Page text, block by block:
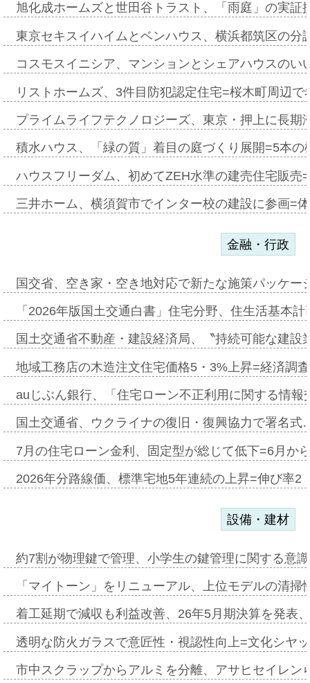
旭化成ホームズと世田谷トラスト、「雨庭」の実
東京セキスイハイムとベンハウス、横浜都筑区の
コスモスイニシア、マンションとシェアハウスの
リストホームズ、3件目防犯認定住宅=桜木町周辺
プライムライフテクノロジーズ、東京・押上に長
積水ハウス、「緑の質」着目の庭づくり展開=5本
ハウスフリーダム、初めてZEH水準の建売住宅販
三井ホーム、横須賀市でインター校の建設に参画=
金融・行政
国交省、空き家・空き地対応で新たな施策パッケ
「2026年版国土交通白書」住宅分野、住生活基本
国土交通省不動産・建設経済局、〝持続可能な建
地域工務店の木造注文住宅価格5・3%上昇=経済調
auじぶん銀行、「住宅ローン不正利用に関する情
国土交通省、ウクライナの復旧・復興協力で署名
7月の住宅ローン金利、固定型が総じて低下=6月か
2026年分路線価、標準宅地5年連続の上昇=伸び率
設備・建材
約7割が物理鍵で管理、小学生の鍵管理に関する意
「マイトーン」をリニューアル、上位モデルの清
着工延期で減収も利益改善、26年5月期決算を発表
透明な防火ガラスで意匠性・視認性向上=文化シヤ
市中スクラップからアルミを分離、アサヒセイレ